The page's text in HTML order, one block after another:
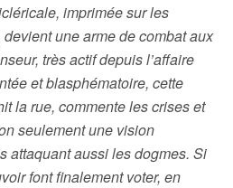
imprimée sur les
une arme de combat aux
très actif depuis l’affaire
et blasphématoire, cette
la rue, commente les crises et
seulement une vision
attaquant aussi les dogmes. Si
font finalement voter, en